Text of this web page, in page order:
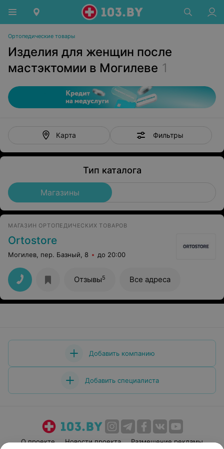
Ортопедические товары
Изделия для женщин после
мастэктомии в Могилеве 1
Карта Фильтры
Тип каталога
Магазины
МАГАЗИН ОРТОПЕДИЧЕСКИХ ТОВАРОВ
Ortostore
Могилев, пер. Базный, 8 до 20:00
Отзывы5 Все адреса
Добавить компанию
Добавить специалиста
О проекте Новости проекта Размещение рекламы